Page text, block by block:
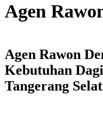
Agen
Agen Rawon
Kebutuhan
Tangerang